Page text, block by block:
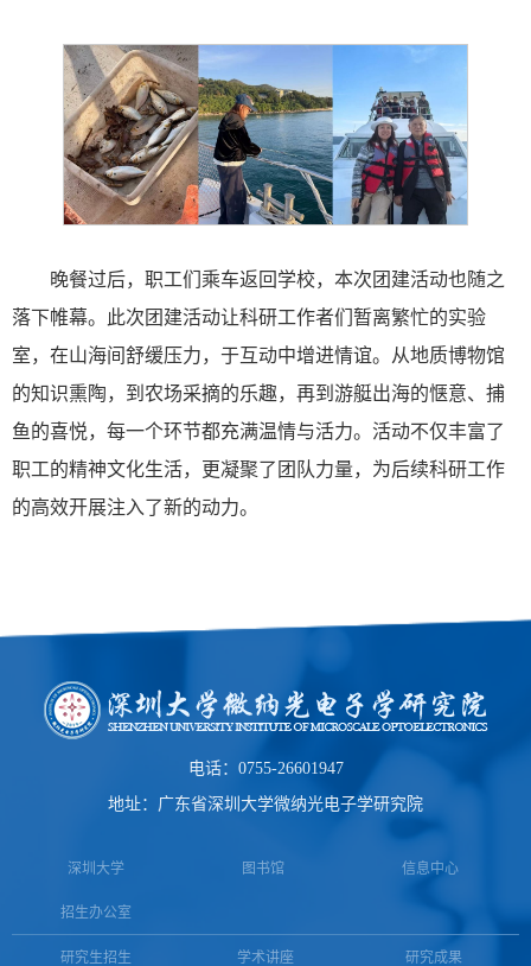
晚餐过后，职工们乘车返回学校，本次团建活动也随之
落下帷幕。此次团建活动让科研工作者们暂离繁忙的实验
室，在山海间舒缓压力，于互动中增进情谊。从地质博物馆
的知识熏陶，到农场采摘的乐趣，再到游艇出海的惬意、捕
鱼的喜悦，每一个环节都充满温情与活力。活动不仅丰富了
职工的精神文化生活，更凝聚了团队力量，为后续科研工作
的高效开展注入了新的动力。
电话：0755-26601947
地址：广东省深圳大学微纳光电子学研究院
深圳大学 图书馆 信息中心
招生办公室
研究生招生 学术讲座 研究成果